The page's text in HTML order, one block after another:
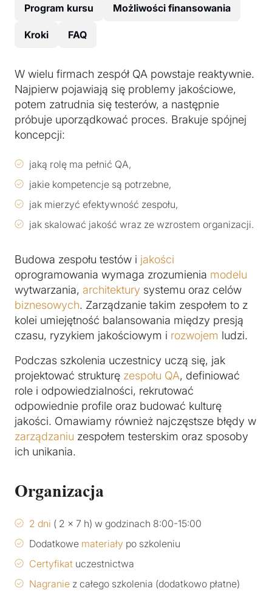
Program kursu Możliwości finansowania
Kroki FAQ
W wielu firmach zespół QA powstaje reaktywnie.
Najpierw pojawiają się problemy jakościowe,
potem zatrudnia się testerów, a następnie
próbuje uporządkować proces. Brakuje spójnej
koncepcji:
jaką rolę ma pełnić QA,
jakie kompetencje są potrzebne,
jak mierzyć efektywność zespołu,
jak skalować jakość wraz ze wzrostem organizacji.
Budowa zespołu testów i jakości
oprogramowania wymaga zrozumienia modelu
wytwarzania, architektury systemu oraz celów
biznesowych. Zarządzanie takim zespołem to z
kolei umiejętność balansowania między presją
czasu, ryzykiem jakościowym i rozwojem ludzi.
Podczas szkolenia uczestnicy uczą się, jak
projektować strukturę zespołu QA, definiować
role i odpowiedzialności, rekrutować
odpowiednie profile oraz budować kulturę
jakości. Omawiamy również najczęstsze błędy w
zarządzaniu zespołem testerskim oraz sposoby
ich unikania.
Organizacja
2 dni ( 2 x 7 h) w godzinach 8:00-15:00
Dodatkowe materiały po szkoleniu
Certyfikat uczestnictwa
Nagranie z całego szkolenia (dodatkowo płatne)